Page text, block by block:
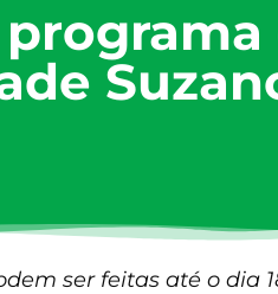
ser feitas até o dia